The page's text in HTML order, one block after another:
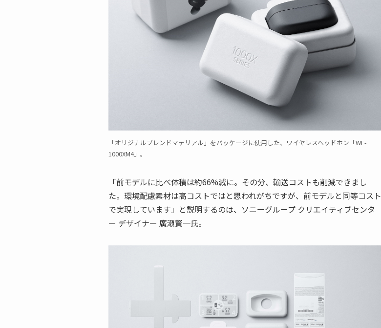
「オリジナルブレンドマテリアル」をパッケージに使用した、ワイヤレスヘッドホン「WF-
1000XM4」。
「前モデルに比べ体積は約66%減に。その分、輸送コストも削減できまし
た。環境配慮素材は高コストではと思われがちですが、前モデルと同等コスト
で実現しています」と説明するのは、ソニーグループ クリエイティブセンタ
ー デザイナー 廣瀬賢一氏。